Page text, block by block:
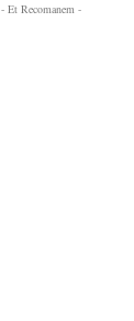
- Et Recomanem -